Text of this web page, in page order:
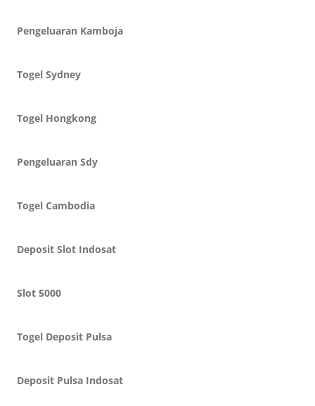
Pengeluaran Kamboja
Togel Sydney
Togel Hongkong
Pengeluaran Sdy
Togel Cambodia
Deposit Slot Indosat
Slot 5000
Togel Deposit Pulsa
Deposit Pulsa Indosat